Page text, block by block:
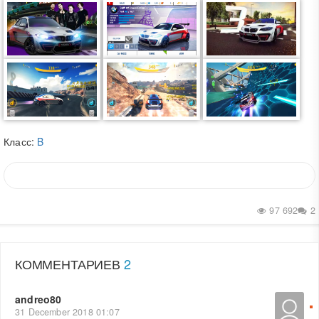
Класс: B
2
97 692
КОММЕНТАРИЕВ 2
andreo80
31 December 2018 01:07